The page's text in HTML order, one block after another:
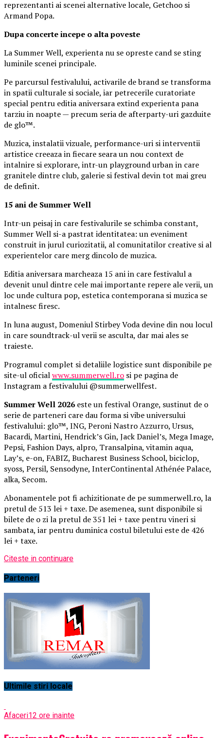
reprezentanti ai scenei alternative locale, Getchoo si
Armand Popa.
Dupa concerte incepe o alta poveste
La Summer Well, experienta nu se opreste cand se sting
luminile scenei principale.
Pe parcursul festivalului, activarile de brand se transforma
in spatii culturale si sociale, iar petrecerile curatoriate
special pentru editia aniversara extind experienta pana
tarziu in noapte — precum seria de afterparty-uri gazduite
de glo™.
Muzica, instalatii vizuale, performance-uri si interventii
artistice creeaza in fiecare seara un nou context de
intalnire si explorare, intr-un playground urban in care
granitele dintre club, galerie si festival devin tot mai greu
de definit.
15 ani de Summer Well
Intr-un peisaj in care festivalurile se schimba constant,
Summer Well si-a pastrat identitatea: un eveniment
construit in jurul curiozitatii, al comunitatilor creative si al
experientelor care merg dincolo de muzica.
Editia aniversara marcheaza 15 ani in care festivalul a
devenit unul dintre cele mai importante repere ale verii, un
loc unde cultura pop, estetica contemporana si muzica se
intalnesc firesc.
In luna august, Domeniul Stirbey Voda devine din nou locul
in care soundtrack-ul verii se asculta, dar mai ales se
traieste.
Programul complet si detaliile logistice sunt disponibile pe
site-ul oficialwww.summerwell.ro si pe pagina de
Instagram a festivalului @summerwellfest.
Summer Well 2026 este un festival Orange, sustinut de o
serie de parteneri care dau forma si vibe universului
festivalului: glo™, ING, Peroni Nastro Azzurro, Ursus,
Bacardi, Martini, Hendrick’s Gin, Jack Daniel’s, Mega Image,
Pepsi, Fashion Days, alpro, Transalpina, vitamin aqua,
Lay’s, e-on, FABIZ, Bucharest Business School, biciclop,
syoss, Persil, Sensodyne, InterContinental Athénée Palace,
alka, Secom.
Abonamentele pot fi achizitionate de pe summerwell.ro, la
pretul de 513 lei + taxe. De asemenea, sunt disponibile si
bilete de o zi la pretul de 351 lei + taxe pentru vineri si
sambata, iar pentru duminica costul biletului este de 426
lei + taxe.
Citeste in continuare
Parteneri
Ultimile stiri locale
Afaceri12 ore inainte